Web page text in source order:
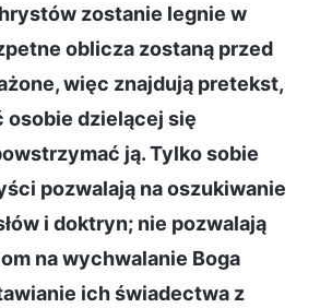
zostanie legnie w
oblicza zostaną przed
więc znajdują pretekst,
osobie dzielącej się
ją. Tylko sobie
pozwalają na oszukiwanie
i doktryn; nie pozwalają
na wychwalanie Boga
ich świadectwa z